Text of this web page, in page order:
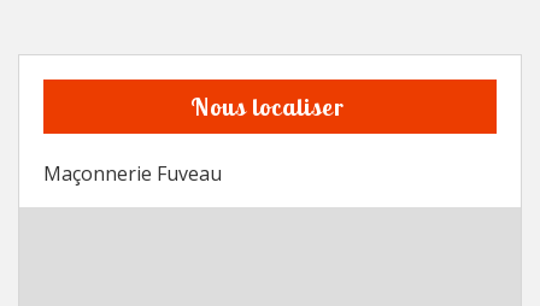
Nous localiser
Maçonnerie Fuveau